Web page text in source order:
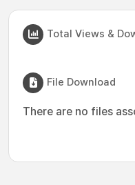
Total Views &
File Download
There are no files